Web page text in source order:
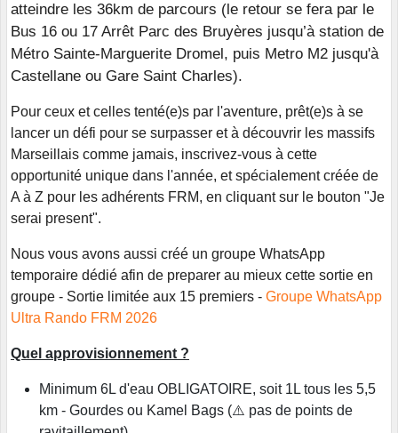
atteindre les 36km de parcours (le retour se fera par le
Bus 16 ou 17 Arrêt Parc des Bruyères jusqu’à station de
Métro Sainte-Marguerite Dromel, puis Metro M2 jusqu'à
Castellane ou Gare Saint Charles).
Pour ceux et celles tenté(e)s par l'aventure, prêt(e)s à se
lancer un défi pour se surpasser et à découvrir les massifs
Marseillais comme jamais, inscrivez-vous à cette
opportunité unique dans l'année, et spécialement créée de
A à Z pour les adhérents FRM, en cliquant sur le bouton "Je
serai present".
Nous vous avons aussi créé un groupe WhatsApp
temporaire dédié afin de preparer au mieux cette sortie en
groupe - Sortie limitée aux 15 premiers - Groupe WhatsApp
Ultra Rando FRM 2026
Quel approvisionnement ?
Minimum 6L d'eau OBLIGATOIRE, soit 1L tous les 5,5
km - Gourdes ou Kamel Bags (⚠️ pas de points de